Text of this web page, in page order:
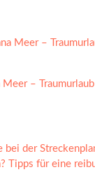
Meer – Traumurlaub